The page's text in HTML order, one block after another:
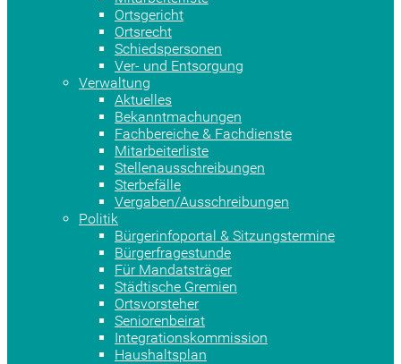
Ortsgericht
Ortsrecht
Schiedspersonen
Ver- und Entsorgung
Verwaltung
Aktuelles
Bekanntmachungen
Fachbereiche & Fachdienste
Mitarbeiterliste
Stellenausschreibungen
Sterbefälle
Vergaben/Ausschreibungen
Politik
Bürgerinfoportal & Sitzungstermine
Bürgerfragestunde
Für Mandatsträger
Städtische Gremien
Ortsvorsteher
Seniorenbeirat
Integrationskommission
Haushaltsplan